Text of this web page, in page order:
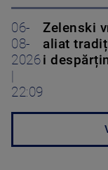
06-
08-
2026
22:09
Zelenski
aliat
i